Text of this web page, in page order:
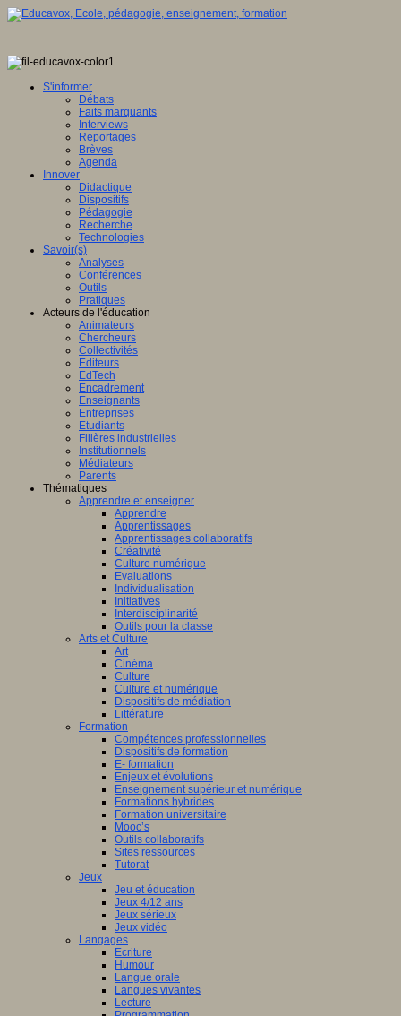
S'informer
Débats
Faits marquants
Interviews
Reportages
Brèves
Agenda
Innover
Didactique
Dispositifs
Pédagogie
Recherche
Technologies
Savoir(s)
Analyses
Conférences
Outils
Pratiques
Acteurs de l'éducation
Animateurs
Chercheurs
Collectivités
Editeurs
EdTech
Encadrement
Enseignants
Entreprises
Etudiants
Filières industrielles
Institutionnels
Médiateurs
Parents
Thématiques
Apprendre et enseigner
Apprendre
Apprentissages
Apprentissages collaboratifs
Créativité
Culture numérique
Evaluations
Individualisation
Initiatives
Interdisciplinarité
Outils pour la classe
Arts et Culture
Art
Cinéma
Culture
Culture et numérique
Dispositifs de médiation
Littérature
Formation
Compétences professionnelles
Dispositifs de formation
E- formation
Enjeux et évolutions
Enseignement supérieur et numérique
Formations hybrides
Formation universitaire
Mooc’s
Outils collaboratifs
Sites ressources
Tutorat
Jeux
Jeu et éducation
Jeux 4/12 ans
Jeux sérieux
Jeux vidéo
Langages
Ecriture
Humour
Langue orale
Langues vivantes
Lecture